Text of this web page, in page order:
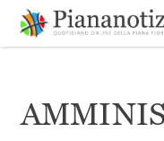
contenuto